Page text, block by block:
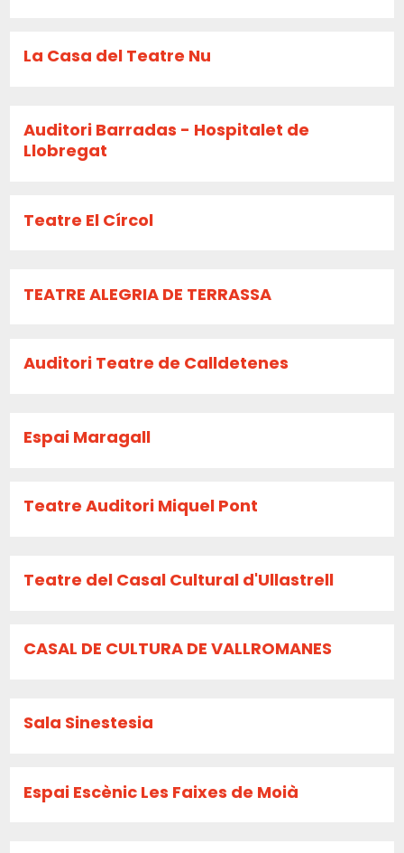
La Casa del Teatre Nu
Auditori Barradas - Hospitalet de
Llobregat
Teatre El Círcol
TEATRE ALEGRIA DE TERRASSA
Auditori Teatre de Calldetenes
Espai Maragall
Teatre Auditori Miquel Pont
Teatre del Casal Cultural d'Ullastrell
CASAL DE CULTURA DE VALLROMANES
Sala Sinestesia
Espai Escènic Les Faixes de Moià